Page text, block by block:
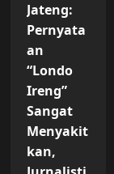
Jateng:
Pernyata
an
“Londo
Ireng”
Sangat
Menyakit
kan,